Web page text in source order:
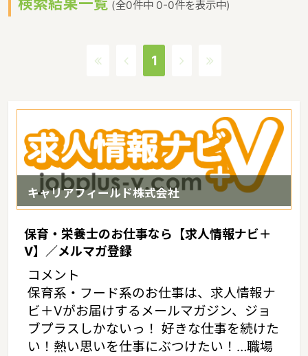
保育士資格の取得や子育て支援員等を目指す方を応援する事業とい
す。静岡県内には、保育所や保育施設が764施設あり、保育士求人
(全0件中 0-0件を表示中)
1
キャリアフィールド株式会社
保育・栄養士のお仕事なら【求人情報ナビ＋
V】／メルマガ登録
コメント
保育系・フード系のお仕事は、求人情報ナ
ビ＋Vがお届けするメールマガジン、ジョ
ブプラスしかないっ！ 好きな仕事を続けた
い！熱い思いを仕事にぶつけたい！…職場